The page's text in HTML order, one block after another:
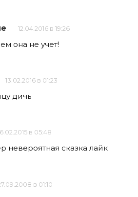
12.04.2016 в 19:26
она не учет!
13.02.2016 в 01:23
дичь
в 05:48
невероятная сказка лайк
в 01:10